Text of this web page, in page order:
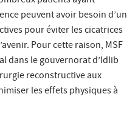
peuvent avoir besoin d’un
pour éviter les cicatrices
Pour cette raison, MSF
dans le gouvernorat d’Idlib
reconstructive aux
les effets physiques à